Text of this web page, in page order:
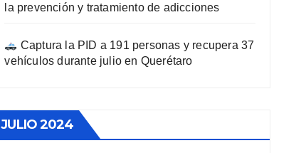
la prevención y tratamiento de adicciones
Captura la PID a 191 personas y recupera 37
vehículos durante julio en Querétaro
JULIO 2024